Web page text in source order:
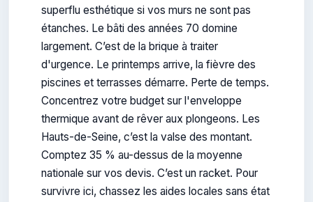
superflu esthétique si vos murs ne sont pas
étanches. Le bâti des années 70 domine
largement. C’est de la brique à traiter
d'urgence. Le printemps arrive, la fièvre des
piscines et terrasses démarre. Perte de temps.
Concentrez votre budget sur l'enveloppe
thermique avant de rêver aux plongeons. Les
Hauts-de-Seine, c’est la valse des montant.
Comptez 35 % au-dessus de la moyenne
nationale sur vos devis. C’est un racket. Pour
survivre ici, chassez les aides locales sans état